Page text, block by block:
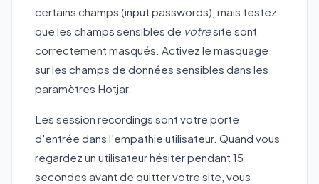
certains champs (input passwords), mais testez
que les champs sensibles de votresite sont
correctement masqués. Activez le masquage
sur les champs de données sensibles dans les
paramètres Hotjar.
Les session recordings sont votre porte
d'entrée dans l'empathie utilisateur. Quand vous
regardez un utilisateur hésiter pendant 15
secondes avant de quitter votre site, vous